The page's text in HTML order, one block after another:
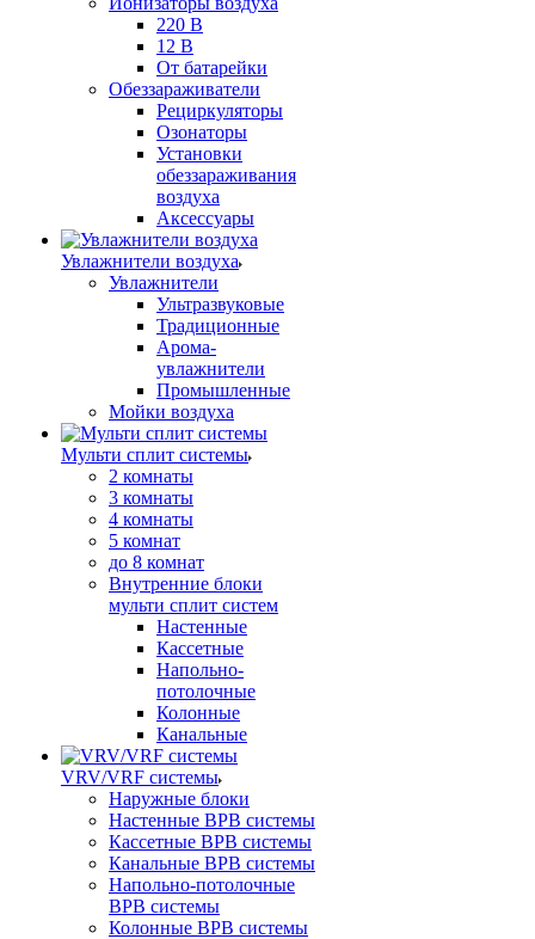
220 В
12 В
От батарейки
Обеззараживатели
Рециркуляторы
Озонаторы
Установки
обеззараживания
воздуха
Аксессуары
Увлажнители воздуха
Увлажнители
Ультразвуковые
Традиционные
Арома-
увлажнители
Промышленные
Мойки воздуха
Мульти сплит системы
2 комнаты
3 комнаты
4 комнаты
5 комнат
до 8 комнат
Внутренние блоки
мульти сплит систем
Настенные
Кассетные
Напольно-
потолочные
Колонные
Канальные
VRV/VRF системы
Наружные блоки
Настенные ВРВ системы
Кассетные ВРВ системы
Канальные ВРВ системы
Напольно-потолочные
ВРВ системы
Колонные ВРВ системы